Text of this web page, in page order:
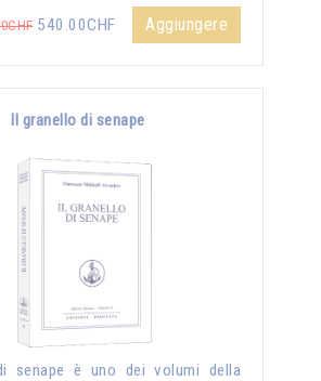
540.00CHF Aggiungere
Il granello di senape
senape è uno dei volumi della